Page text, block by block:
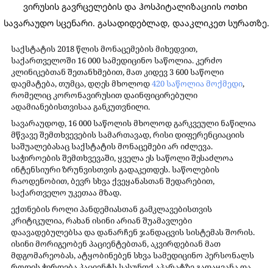
ვირუსის გავრცელების და ჰოსპიტალიზაციის ოთხი
სავარაუდო სცენარი. გასადიდებლად, დააკლიკეთ სურათზე.
საქსტატის 2018 წლის მონაცემების მიხედვით,
საქართველოში 16 000 სამედიცინო საწოლია. კერძო
კლინიკებთან შეთანხმებით, მათ კიდევ 3 600 საწოლი
დაემატება, თუმცა, დღეს მხოლოდ 420 საწოლია მოქმედი,
რომელიც კორონავირუსით დაინფიცირებული
ადამიანებისთვისაა განკუთვნილი.
სავარაუდოდ, 16 000 საწოლის მხოლოდ გარკვეული ნაწილია
მწვავე შემთხვევების სამართავად, რისი დიფერენციაციის
საშუალებასაც საქსტატის მონაცემები არ იძლევა.
საჭიროების შემთხვევაში, ყველა ეს საწოლი შესაძლოა
ინტენსიური ზრუნვისთვის გადაკეთდეს. საწოლების
რაოდენობით, ბევრ სხვა ქვეყანასთან შედარებით,
საქართველო უკეთაა მზად.
ექთნების როლი პანდემიასთან გამკლავებისთვის
კრიტიკულია, რახან ისინი არიან შუამავლები
დაავადებულებსა და დანარჩენ ჯანდაცვის სისტემას შორის.
ისინი მორიგეობენ პაციენტებთან, აკვირდებიან მათ
მდგომარეობას, ატყობინებენ სხვა სამედიცინო პერსონალს